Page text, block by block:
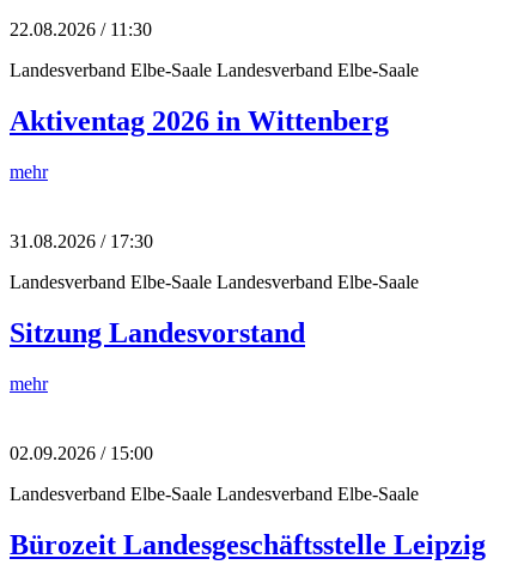
22.08.2026 / 11:30
Landesverband Elbe-Saale Landesverband Elbe-Saale
Aktiventag 2026 in Wittenberg
mehr
31.08.2026 / 17:30
Landesverband Elbe-Saale Landesverband Elbe-Saale
Sitzung Landesvorstand
mehr
02.09.2026 / 15:00
Landesverband Elbe-Saale Landesverband Elbe-Saale
Bürozeit Landesgeschäftsstelle Leipzig